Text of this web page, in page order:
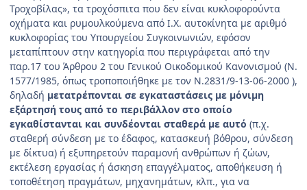
Τροχοβίλας», τα τροχόσπιτα που δεν είναι κυκλοφορούντα
οχήματα και ρυμουλκούμενα από Ι.Χ. αυτοκίνητα με αριθμό
κυκλοφορίας του Υπουργείου Συγκοινωνιών, εφόσον
μεταπίπτουν στην κατηγορία που περιγράφεται από την
παρ.17 του Άρθρου 2 του Γενικού Οικοδομικού Κανονισμού (Ν.
1577/1985, όπως τροποποιήθηκε με τον Ν.2831/9-13-06-2000 ),
δηλαδή μετατρέπονται σε εγκαταστάσεις με μόνιμη
εξάρτησή τους από το περιβάλλον στο οποίο
εγκαθίστανται και συνδέονται σταθερά με αυτό (π.χ.
σταθερή σύνδεση με το έδαφος, κατασκευή βόθρου, σύνδεση
με δίκτυα) ή εξυπηρετούν παραμονή ανθρώπων ή ζώων,
εκτέλεση εργασίας ή άσκηση επαγγέλματος, αποθήκευση ή
τοποθέτηση πραγμάτων, μηχανημάτων, κλπ., για να